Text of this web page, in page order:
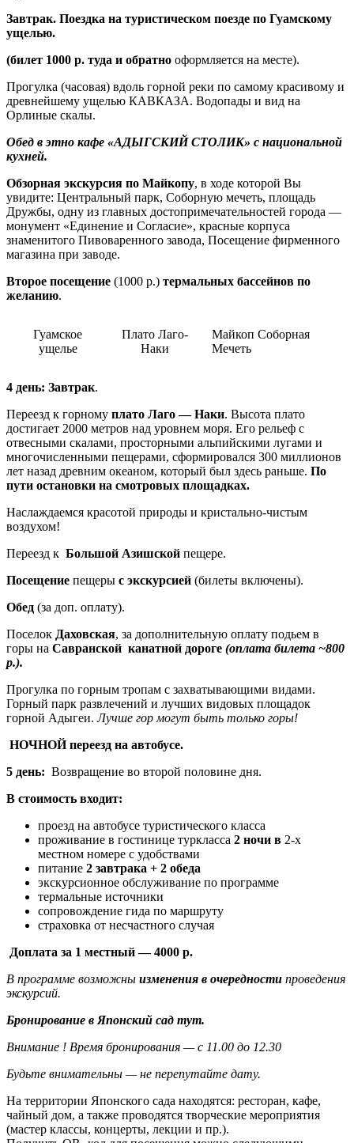
Завтрак. Поездка на туристическом поезде по Гуамскому
ущелью.
(билет 1000 р. туда и обратно оформляется на месте).
Прогулка (часовая) вдоль горной реки по самому красивому и
древнейшему ущелью КАВКАЗА. Водопады и вид на
Орлиные скалы.
Обед в этно кафе «АДЫГСКИЙ СТОЛИК» с национальной
кухней.
Обзорная экскурсия по Майкопу, в ходе которой Вы
увидите: Центральный парк, Соборную мечеть, площадь
Дружбы, одну из главных достопримечательностей города —
монумент «Единение и Согласие», красные корпуса
знаменитого Пивоваренного завода, Посещение фирменного
магазина при заводе.
Второе посещение (1000 р.) термальных бассейнов по
желанию.
Гуамское
ущелье
Плато Лаго-
Наки
Майкоп Соборная
Мечеть
4 день: Завтрак.
Переезд к горному плато Лаго — Наки. Высота плато
достигает 2000 метров над уровнем моря. Его рельеф с
отвесными скалами, просторными альпийскими лугами и
многочисленными пещерами, сформировался 300 миллионов
лет назад древним океаном, который был здесь раньше. По
пути остановки на смотровых площадках.
Наслаждаемся красотой природы и кристально-чистым
воздухом!
Переезд к Большой Азишской пещере.
Посещение пещеры с экскурсией (билеты включены).
Обед (за доп. оплату).
Поселок Даховская, за дополнительную оплату подьем в
горы на Савранской канатной дороге (оплата билета ~800
р.).
Прогулка по горным тропам с захватывающими видами.
Горный парк развлечений и лучших видовых площадок
горной Адыгеи.Лучше гор могут быть только горы!
НОЧНОЙ переезд на автобусе.
5 день: Возвращение во второй половине дня.
В стоимость входит:
проезд на автобусе туристического класса
проживание в гостинице туркласса 2 ночи в 2-х
местном номере с удобствами
питание 2 завтрака + 2 обеда
экскурсионное обслуживание по программе
термальные источники
сопровождение гида по маршруту
страховка от несчастного случая
Доплата за 1 местный — 4000 р.
В программе возможны изменения в очередности проведения
экскурсий.
Бронирование в Японский сад тут.
Внимание ! Время бронирования — с 11.00 до 12.30
Будьте внимательны — не перепутайте дату.
На территории Японского сада находятся: ресторан, кафе,
чайный дом, а также проводятся творческие мероприятия
(мастер классы, концерты, лекции и пр.).